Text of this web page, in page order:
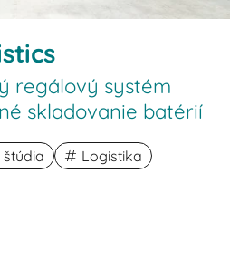
regálový systém
skladovanie batérií
Logistika